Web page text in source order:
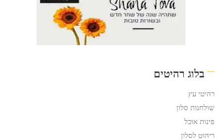
בלוג רהיטים
רהיטי עץ
שולחנות סלון
פינות אוכל
ריהוט לסלון